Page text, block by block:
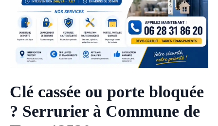
Clé cassée ou porte bloquée
? Serrurier à Commune de